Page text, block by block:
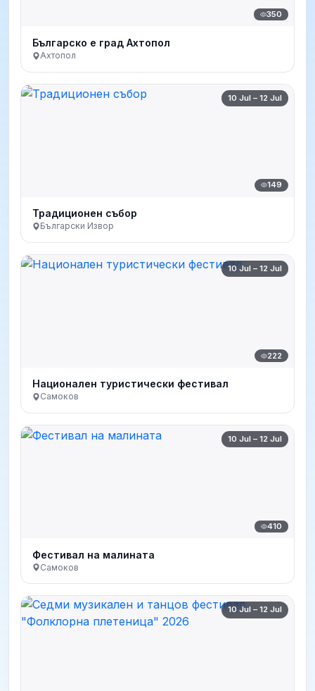
350
Българско е град Ахтопол
Ахтопол
10 Jul – 12 Jul
149
Традиционен събор
Български Извор
10 Jul – 12 Jul
222
Национален туристически фестивал
Самоков
10 Jul – 12 Jul
410
Фестивал на малината
Самоков
10 Jul – 12 Jul